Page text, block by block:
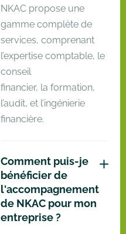
NKAC propose une
gamme complète de
services, comprenant
l’expertise comptable, le
conseil
financier, la formation,
l’audit, et l’ingénierie
financière.
Comment puis-je
bénéficier de
l'accompagnement
de NKAC pour mon
entreprise ?